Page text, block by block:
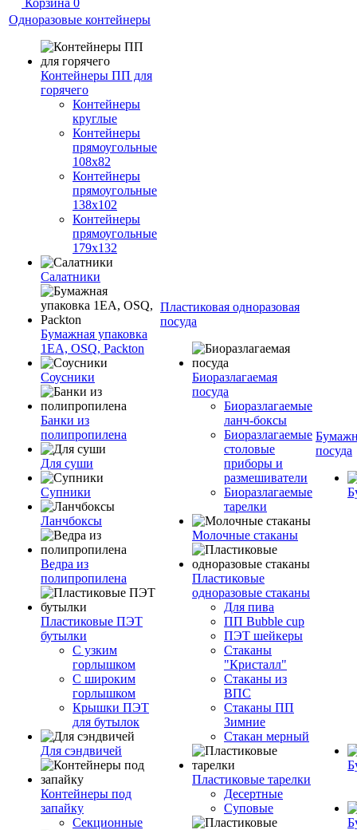
Корзина 0
Одноразовые контейнеры
Контейнеры ПП для
горячего
Контейнеры
круглые
Контейнеры
прямоугольные
108х82
Контейнеры
прямоугольные
138х102
Контейнеры
прямоугольные
179х132
Салатники
Бумажная упаковка
1ЕА, OSQ, Packton
Соусники
Банки из
полипропилена
Для суши
Супники
Ланчбоксы
Ведра из
полипропилена
Пластиковые ПЭТ
бутылки
С узким
горлышком
С широким
горлышком
Крышки ПЭТ
для бутылок
Для сэндвичей
Контейнеры под
запайку
Секционные
Пластиковая одноразовая
посуда
Биоразлагаемая
посуда
Биоразлагаемые
ланч-боксы
Биоразлагаемые
столовые
приборы и
размешиватели
Биоразлагаемые
тарелки
Молочные стаканы
Пластиковые
одноразовые стаканы
Для пива
ПП Bubble cup
ПЭТ шейкеры
Стаканы
"Кристалл"
Стаканы из
ВПС
Стаканы ПП
Зимние
Стакан мерный
Пластиковые тарелки
Десертные
Суповые
посуда